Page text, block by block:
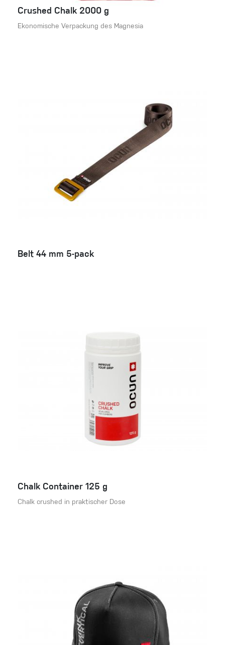
Crushed Chalk 2000 g
Ekonomische Verpackung des Magnesia
Belt 44 mm 5-pack
Chalk Container 125 g
Chalk crushed in praktischer Dose